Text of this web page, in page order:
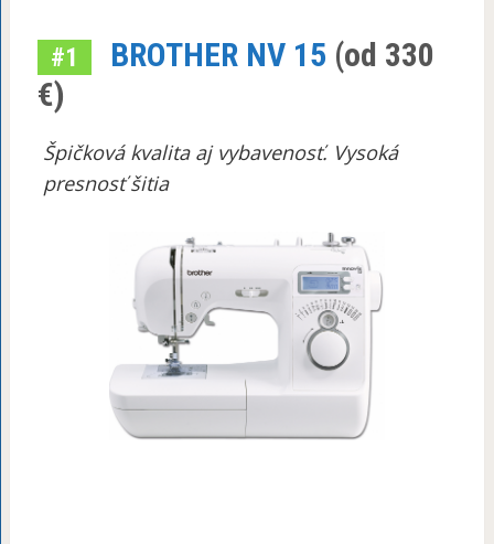
#1 BROTHER NV 15 (od 330
€)
Špičková kvalita aj vybavenosť. Vysoká
presnosť šitia